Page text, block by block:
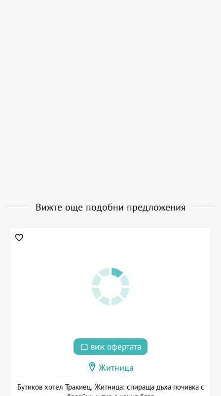
Вижте още подобни предложения
виж офертата
Житница
Бутиков хотел Тракиец, Житница: спираща дъха почивка с